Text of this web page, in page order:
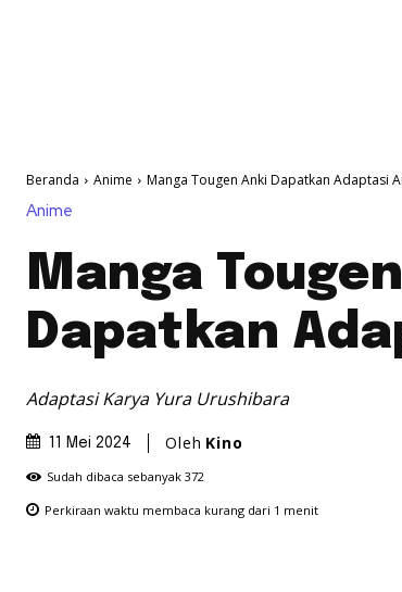
Beranda Anime Manga Tougen Anki Dapatkan Adaptasi
Anime
Manga
Dapatkan
Adaptasi Karya Yura Urushibara
11 Mei 2024 Oleh Kino
Sudah dibaca sebanyak 372
Perkiraan waktu membaca kurang dari 1 menit